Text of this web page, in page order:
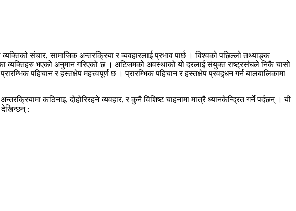
संचार, सामाजिक अन्तरक्रिया र व्यवहारलाई प्रभाव पार्छ । विश्वको पछिल्लो तथ्याङ्क
भएको अनुमान गरिएको छ । अटिजमको अवस्थाको यो दरलाई संयुक्त राष्ट्रसंघले निकै चासो
पहिचान र हस्तक्षेप महत्त्वपूर्ण छ । प्रारम्भिक पहिचान र हस्तक्षेप प्रवद्र्धन गर्न बालबालिकामा
कठिनाइ, दोहोरिरहने व्यवहार, र कुनै विशिष्ट चाहनामा मात्रै ध्यानकेन्द्रित गर्ने पर्दछन् । यी
: